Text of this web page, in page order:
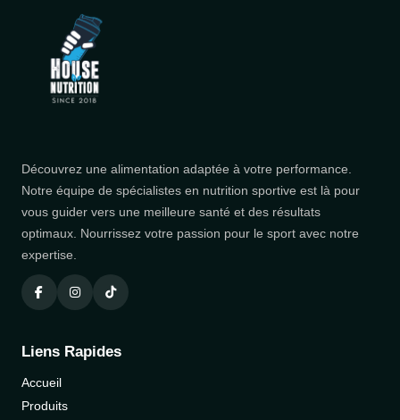
Découvrez une alimentation adaptée à votre performance.
Notre équipe de spécialistes en nutrition sportive est là pour
vous guider vers une meilleure santé et des résultats
optimaux. Nourrissez votre passion pour le sport avec notre
expertise.
Liens Rapides
Accueil
Produits